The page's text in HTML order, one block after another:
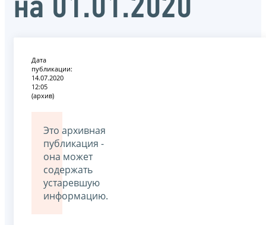
на 01.01.2020
Дата
публикации:
14.07.2020
12:05
(архив)
Это архивная
публикация -
она может
содержать
устаревшую
информацию.